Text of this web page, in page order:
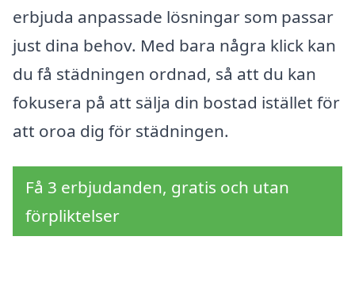
erbjuda anpassade lösningar som passar
just dina behov. Med bara några klick kan
du få städningen ordnad, så att du kan
fokusera på att sälja din bostad istället för
att oroa dig för städningen.
Få 3 erbjudanden, gratis och utan
förpliktelser